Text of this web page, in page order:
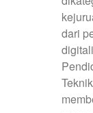
dari